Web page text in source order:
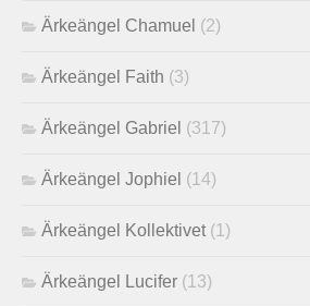
Ärkeängel Chamuel (2)
Ärkeängel Faith (3)
Ärkeängel Gabriel (317)
Ärkeängel Jophiel (14)
Ärkeängel Kollektivet (1)
Ärkeängel Lucifer (13)